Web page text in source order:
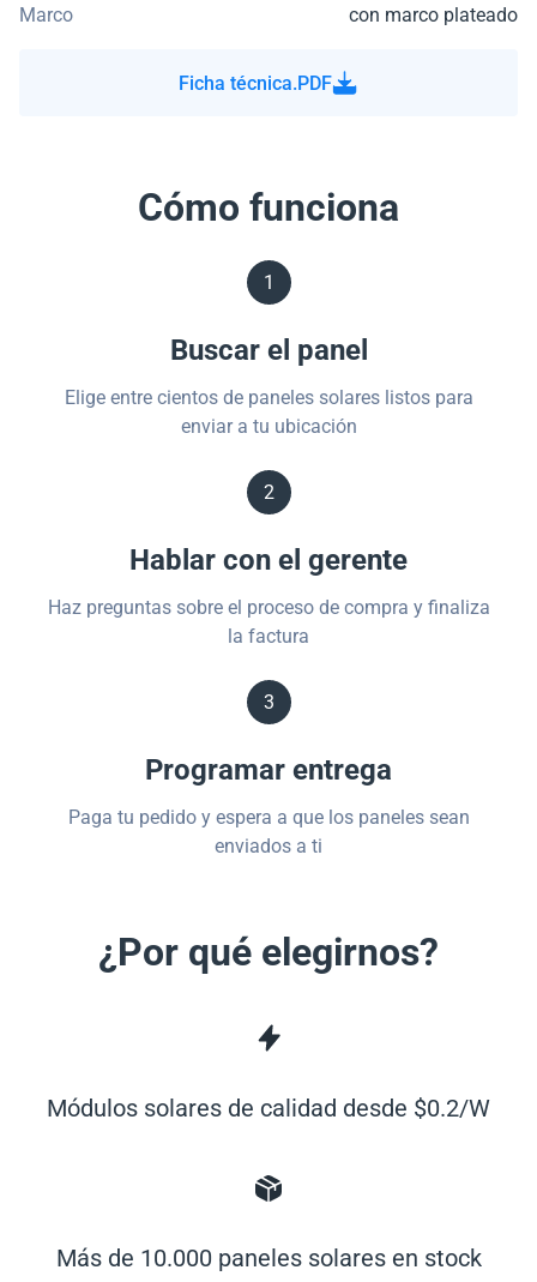
Marco
con marco plateado
Ficha técnica.PDF
Cómo funciona
1
Buscar el panel
Elige entre cientos de paneles solares listos para
enviar a tu ubicación
2
Hablar con el gerente
Haz preguntas sobre el proceso de compra y finaliza
la factura
3
Programar entrega
Paga tu pedido y espera a que los paneles sean
enviados a ti
¿Por qué elegirnos?
Módulos solares de calidad desde $0.2/W
Más de 10.000 paneles solares en stock